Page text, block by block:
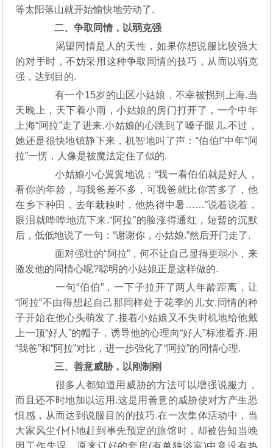
等太阳落山就开始愉快地劳动了.
二、争取同情，以弱克强
渴望同情是人的天性，如果你想说服比较强大
的对手时，不妨采用这种争取同情的技巧，从而以弱克
强，达到目的.
有一个15岁的山区小姑娘，不幸被拐到上海.当
天晚上，天下着小雨，小姑娘的房门打开了，一个中年
上海“阿拉”走了进来.小姑娘的心跳到了嗓子眼儿.不过，
她还是很快地镇静下来，机智地叫了声：“伯伯!”中年“阿
拉”一愣，人像是被魔法定住了似的.
小姑娘小心翼翼地说：“我一看伯伯就是好人，
看你的年龄，与我爸差不多，可我爸就比你苦多了，他
在乡下种田，去年栽秧时，他热得中暑……”说着说着，
眼泪就哗哗地流下来.“阿拉”的脸涨得通红，短暂的沉默
后，低低地说了一句：“谢谢你，小姑娘.”然后开门走了.
面对强壮的“阿拉”，何不让自己显得更弱小，来
激发他的同情心呢?聪明的小姑娘正是这样做的.
一句“伯伯”，一下子拉开了两人年龄距离，让
“阿拉”不由得想起自己那同样处于花季的儿女.同情的种
子开始在他心头萌发了.接着小姑娘又不失时机地给他戴
上一顶“好人”的帽子，诱导他的心理向“好人”标准看齐.用
“我爸”和“阿拉”对比，进一步强化了“阿拉”的同情心理.
三、善意威胁，以刚制刚
很多人都知道用威胁的方法可以增强说服力，
而且还不时地加以运用.这是用善意的威胁使对方产生恐
惧感，从而达到说服目的的技巧.在一次集体活动中，当
大家风尘仆仆地赶到事先预定的旅馆时，却被告知当晚
因工作失误，原来订好的套房(有单独浴室)中竟没有热